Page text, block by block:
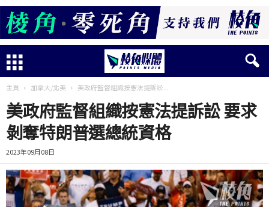
主頁 加拿大/北美 美政府監督組織按憲法提訴訟...
美政府監督組織按憲法提訴訟 要求
剝奪特朗普選總統資格
2023年09月08日